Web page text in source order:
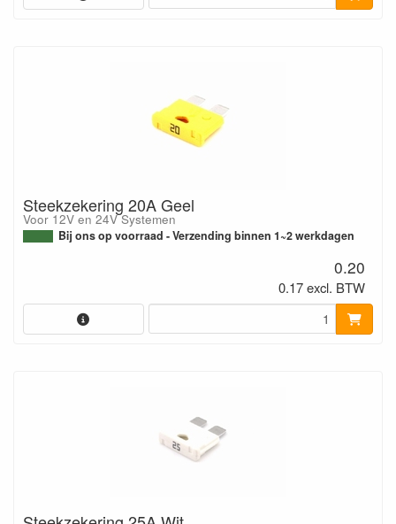
Steekzekering 20A Geel
Voor 12V en 24V Systemen
Bij ons op voorraad - Verzending binnen 1~2 werkdagen
0.20
0.17 excl. BTW